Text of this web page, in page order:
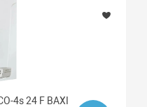
4s 24 F BAXI